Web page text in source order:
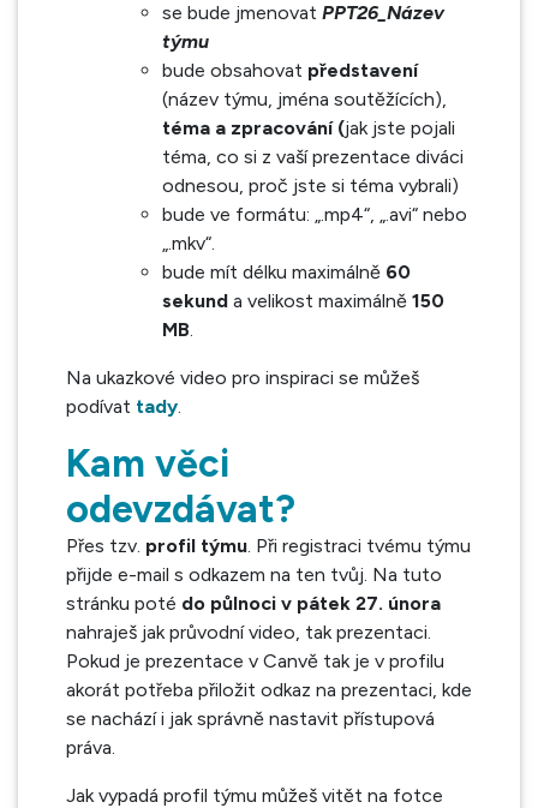
se bude jmenovat PPT26_Název
týmu
bude obsahovat představení
(název týmu, jména soutěžících),
téma a zpracování (jak jste pojali
téma, co si z vaší prezentace diváci
odnesou, proč jste si téma vybrali)
bude ve formátu: „.mp4“, „.avi“ nebo
„.mkv“.
bude mít délku maximálně 60
sekund a velikost maximálně 150
MB.
Na ukazkové video pro inspiraci se můžeš
podívat tady.
Kam věci
odevzdávat?
Přes tzv. profil týmu. Při registraci tvému týmu
přijde e-mail s odkazem na ten tvůj. Na tuto
stránku poté do půlnoci v pátek 27. února
nahraješ jak průvodní video, tak prezentaci.
Pokud je prezentace v Canvě tak je v profilu
akorát potřeba přiložit odkaz na prezentaci, kde
se nachází i jak správně nastavit přístupová
práva.
Jak vypadá profil týmu můžeš vitět na fotce